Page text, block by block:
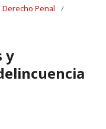
Penal
/
y